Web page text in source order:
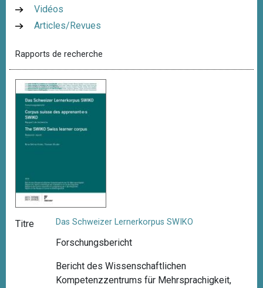
Vidéos
Articles/Revues
Rapports de recherche
Titre Das Schweizer Lernerkorpus SWIKO
Forschungsbericht
Bericht des Wissenschaftlichen
Kompetenzzentrums für Mehrsprachigkeit,